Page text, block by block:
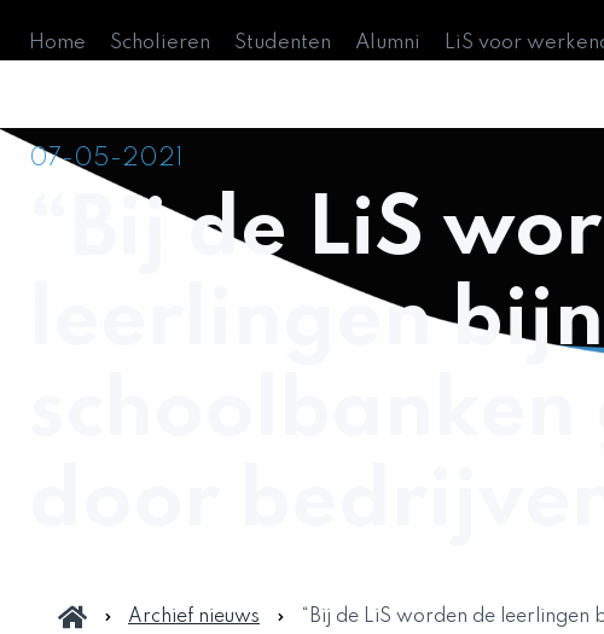
Home Scholieren Studenten Alumni LiS voor
07-05-2021
“Bij de LiS
leerlingen
Archief nieuws “Bij de LiS worden de